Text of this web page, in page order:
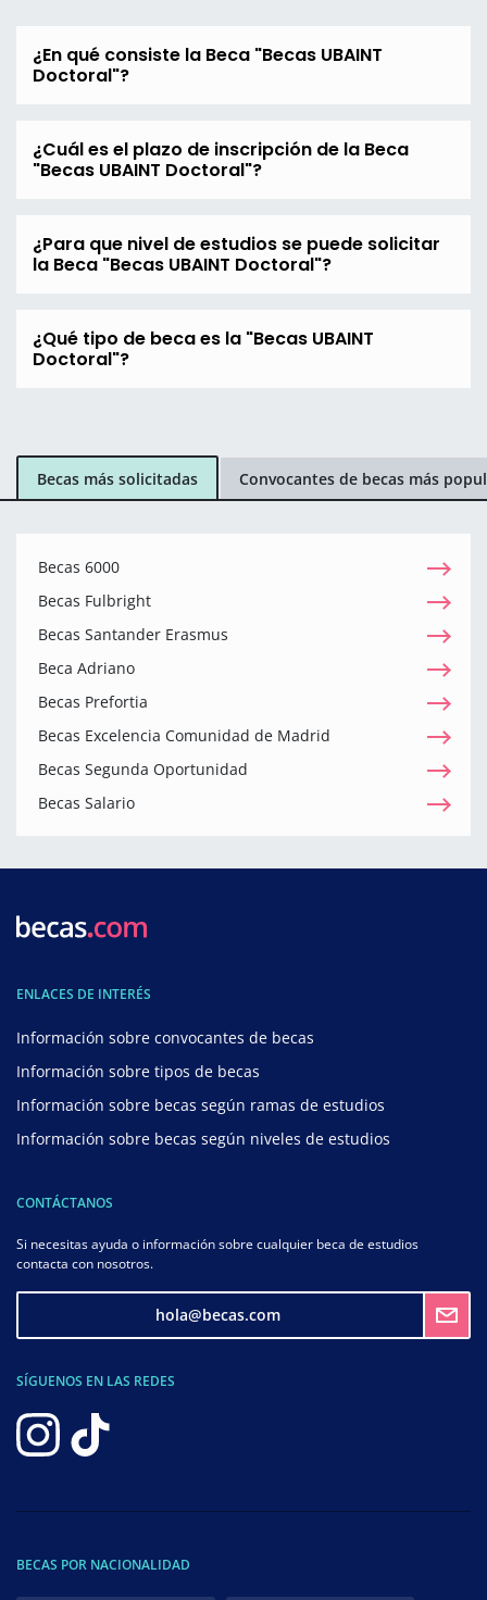
¿En qué consiste la Beca "Becas UBAINT
Doctoral"?
¿Cuál es el plazo de inscripción de la Beca
"Becas UBAINT Doctoral"?
¿Para que nivel de estudios se puede solicitar
la Beca "Becas UBAINT Doctoral"?
¿Qué tipo de beca es la "Becas UBAINT
Doctoral"?
Becas más solicitadas Convocantes de becas más
Becas 6000
Becas Fulbright
Becas Santander Erasmus
Beca Adriano
Becas Prefortia
Becas Excelencia Comunidad de Madrid
Becas Segunda Oportunidad
Becas Salario
ENLACES DE INTERÉS
Información sobre convocantes de becas
Información sobre tipos de becas
Información sobre becas según ramas de estudios
Información sobre becas según niveles de estudios
CONTÁCTANOS
Si necesitas ayuda o información sobre cualquier beca de estudios
contacta con nosotros.
hola@becas.com
SÍGUENOS EN LAS REDES
BECAS POR NACIONALIDAD